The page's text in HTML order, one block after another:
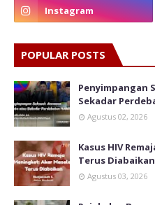
POPULAR POSTS
Penyimpangan
Sekadar
Agustus 02, 2026
Kasus HIV
Terus Diabaikan
Agustus 03, 2026